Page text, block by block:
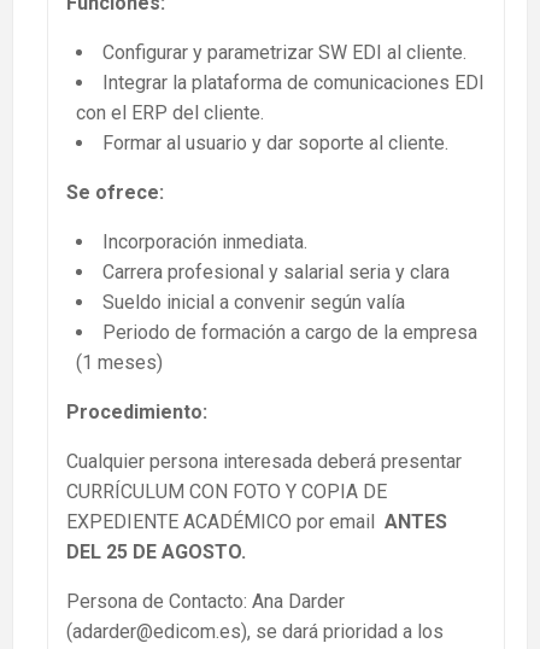
Configurar y parametrizar SW EDI al cliente.
Integrar la plataforma de comunicaciones EDI
con el ERP del cliente.
Formar al usuario y dar soporte al cliente.
Se ofrece:
Incorporación inmediata.
Carrera profesional y salarial seria y clara
Sueldo inicial a convenir según valía
Periodo de formación a cargo de la empresa
(1 meses)
Procedimiento:
Cualquier persona interesada deberá presentar
CURRÍCULUM CON FOTO Y COPIA DE
EXPEDIENTE ACADÉMICO por email ANTES
DEL 25 DE AGOSTO.
Persona de Contacto: Ana Darder
(adarder@edicom.es), se dará prioridad a los